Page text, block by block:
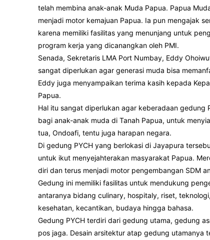
telah membina anak-anak Muda Papua. Papua
menjadi motor kemajuan Papua. Ia pun mengajak
karena memiliki fasilitas yang menunjang untuk
program kerja yang dicanangkan oleh PMI.
Senada, Sekretaris LMA Port Numbay, Eddy
sangat diperlukan agar generasi muda bisa
Eddy juga menyampaikan terima kasih kepada
Papua.
Hal itu sangat diperlukan agar keberadaan
bagi anak-anak muda di Tanah Papua, untuk
tua, Ondoafi, tentu juga harapan negara.
Di gedung PYCH yang berlokasi di Jayapura
untuk ikut menyejahterakan masyarakat Papua.
diri dan terus menjadi motor pengembangan SDM
Gedung ini memiliki fasilitas untuk mendukung
antaranya bidang culinary, hospitaly, riset,
kesehatan, kecantikan, budaya hingga bahasa.
Gedung PYCH terdiri dari gedung utama, gedung
pos jaga. Desain arsitektur atap gedung utamanya